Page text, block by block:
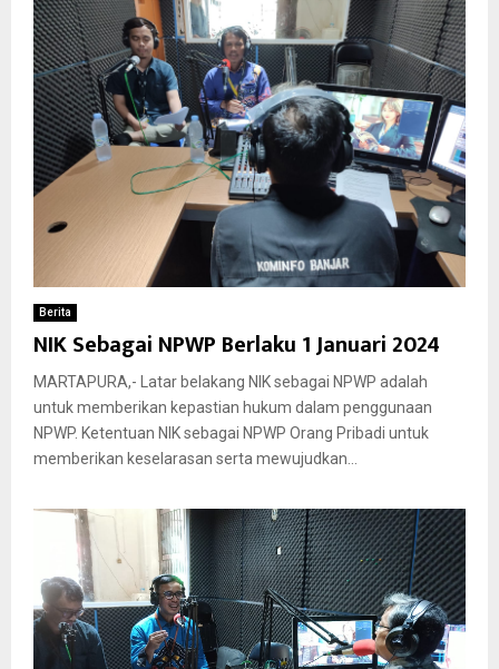
Berita
NIK Sebagai NPWP Berlaku 1 Januari 2024
MARTAPURA,- Latar belakang NIK sebagai NPWP adalah
untuk memberikan kepastian hukum dalam penggunaan
NPWP. Ketentuan NIK sebagai NPWP Orang Pribadi untuk
memberikan keselarasan serta mewujudkan...